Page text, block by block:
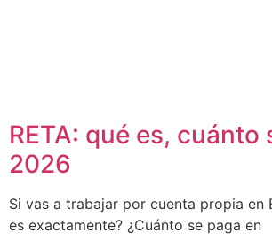
RETA: qué es,
2026
Si vas a trabajar por cuenta propia en
es exactamente? ¿Cuánto se paga en